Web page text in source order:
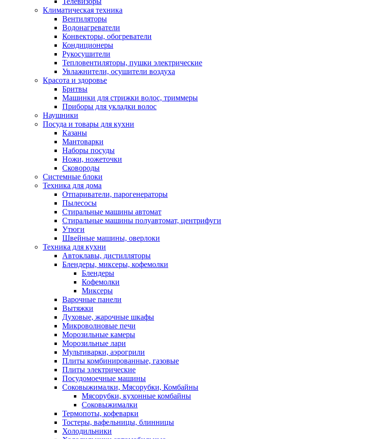
Климатическая техника
Вентиляторы
Водонагреватели
Конвекторы, обогреватели
Кондиционеры
Рукосушители
Тепловентиляторы, пушки электрические
Увлажнители, осушители воздуха
Красота и здоровье
Бритвы
Машинки для стрижки волос, триммеры
Приборы для укладки волос
Наушники
Посуда и товары для кухни
Казаны
Мантоварки
Наборы посуды
Ножи, ножеточки
Сковороды
Системные блоки
Техника для дома
Отпариватели, парогенераторы
Пылесосы
Стиральные машины автомат
Стиральные машины полуавтомат, центрифуги
Утюги
Швейные машины, оверлоки
Техника для кухни
Автоклавы, дистилляторы
Блендеры, миксеры, кофемолки
Блендеры
Кофемолки
Миксеры
Варочные панели
Вытяжки
Духовые, жарочные шкафы
Микроволновые печи
Морозильные камеры
Морозильные лари
Мультиварки, аэрогрили
Плиты комбинированные, газовые
Плиты электрические
Посудомоечные машины
Соковыжималки, Мясорубки, Комбайны
Мясорубки, кухонные комбайны
Соковыжималки
Термопоты, кофеварки
Тостеры, вафельницы, блинницы
Холодильники